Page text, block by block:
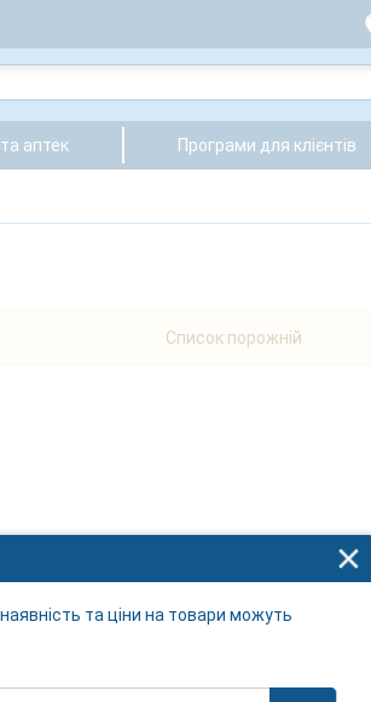
аптек Програми для клієнтів
Список порожній
та ціни на товари можуть